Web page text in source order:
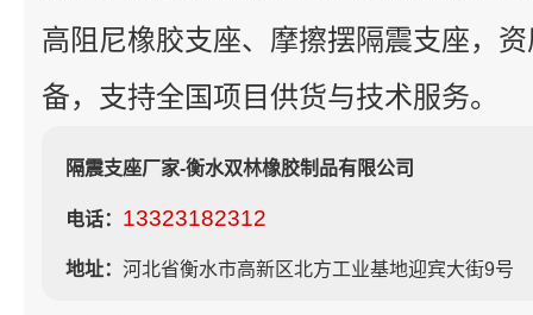
高阻尼橡胶支座、摩擦摆隔震支座，
备，支持全国项目供货与技术服务。
隔震支座厂家-衡水双林橡胶制品有限公司
电话： 13323182312
地址： 河北省衡水市高新区北方工业基地迎宾大街9号